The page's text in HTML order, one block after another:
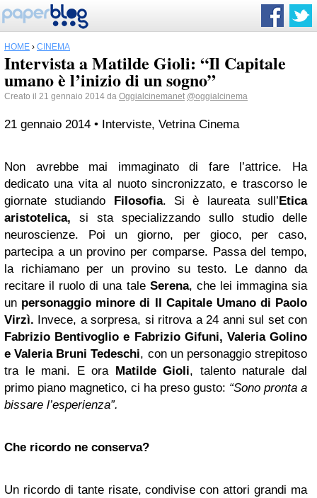
HOME › CINEMA
Intervista a Matilde Gioli: “Il Capitale
umano è l’inizio di un sogno”
Creato il 21 gennaio 2014 da Oggialcinemanet @oggialcinema
21 gennaio 2014 • Interviste, Vetrina Cinema
Non avrebbe mai immaginato di fare l’attrice. Ha
dedicato una vita al nuoto sincronizzato, e trascorso le
giornate studiando Filosofia. Si è laureata sull’Etica
aristotelica, si sta specializzando sullo studio delle
neuroscienze. Poi un giorno, per gioco, per caso,
partecipa a un provino per comparse. Passa del tempo,
la richiamano per un provino su testo. Le danno da
recitare il ruolo di una tale Serena, che lei immagina sia
un personaggio minore di Il Capitale Umano di Paolo
Virzì. Invece, a sorpresa, si ritrova a 24 anni sul set con
Fabrizio Bentivoglio e Fabrizio Gifuni, Valeria Golino
e Valeria Bruni Tedeschi, con un personaggio strepitoso
tra le mani. E ora Matilde Gioli, talento naturale dal
primo piano magnetico, ci ha preso gusto: “Sono pronta a
bissare l’esperienza”.
Che ricordo ne conserva?
Un ricordo di tante risate, condivise con attori grandi ma